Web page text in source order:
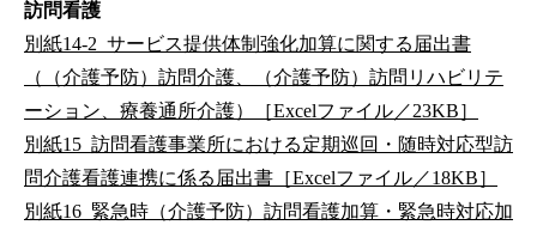
訪問看護
別紙14-2_サービス提供体制強化加算に関する届出書
（（介護予防）訪問介護、（介護予防）訪問リハビリテ
ーション、療養通所介護）［Excelファイル／23KB］
別紙15_訪問看護事業所における定期巡回・随時対応型訪
問介護看護連携に係る届出書［Excelファイル／18KB］
別紙16_緊急時（介護予防）訪問看護加算・緊急時対応加